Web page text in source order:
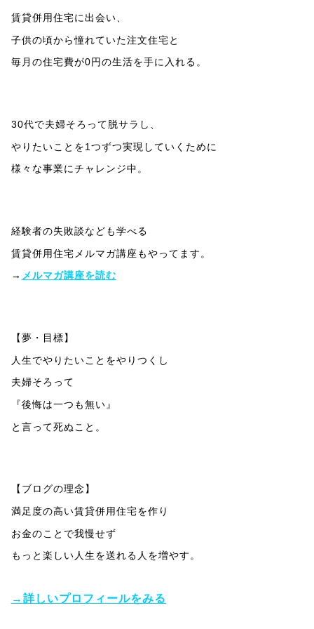
賃貸併用住宅に出会い、
子供の頃から憧れていた注文住宅と
毎月の住宅費が0円の生活を手に入れる。
30代で夫婦そろって脱サラし、
やりたいことを1つずつ実現していくために
様々な事業にチャレンジ中。
経験者の失敗談なども学べる
賃貸併用住宅メルマガ講座もやってます。
→ メルマガ講座を読む
【夢・目標】
人生でやりたいことをやりつくし
夫婦そろって
『後悔は一つも無い』
と言って死ぬこと。
【ブログの理念】
満足度の高い賃貸併用住宅を作り
お金のことで我慢せず
もっと楽しい人生を送れる人を増やす。
→詳しいプロフィールをみる